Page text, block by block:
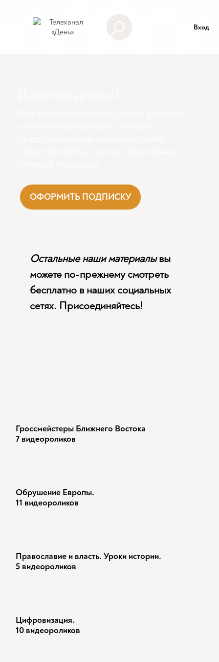
Вход
ОФОРМИТЬ ПОДПИСКУ
Остальные наши материалывы
можете по-прежнему смотреть
бесплатно в наших социальных
сетях. Присоединяйтесь!
Гроссмейстеры Ближнего Востока
7 видеороликов
Обрушение Европы.
11 видеороликов
Православие и власть. Уроки истории.
5 видеороликов
Цифровизация.
10 видеороликов